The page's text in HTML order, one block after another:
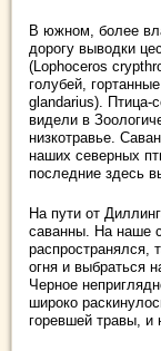
В южном, более
дорогу выводки
(Lophoceros
голубей,
glandarius). Птица-
видели в
низкотравье.
наших северных
последние здесь
На пути от
саванны. На наше
распространялся,
огня и выбраться
Черное
широко
горевшей травы, и